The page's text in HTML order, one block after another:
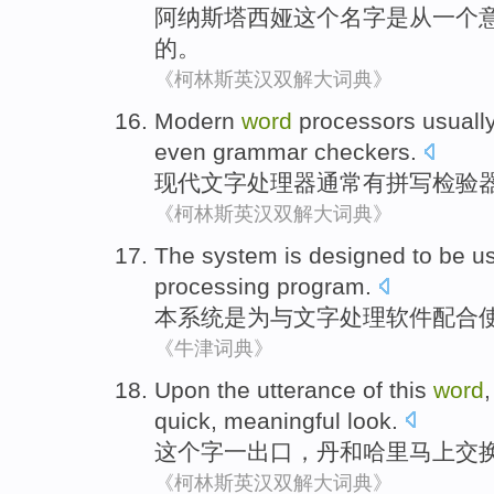
阿纳斯塔西娅这个名字是从一个
的。
《柯林斯英汉双解大词典》
Modern word processors
even grammar checkers.
现代文字处理器通常有拼写检验
《柯林斯英汉双解大词典》
The system is designed to be
processing program.
本系统是为与文字处理软件配合
《牛津词典》
Upon the utterance of this word
quick, meaningful look
这个字一出口， 丹和哈里马上交
《柯林斯英汉双解大词典》